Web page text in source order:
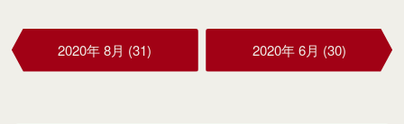
2020年 6月 (30)
2020年 8月 (31)